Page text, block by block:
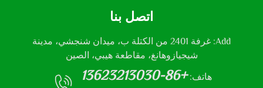
اتصل بنا
Add: غرفة 2401 من الكتلة ب، ميدان شنجشي، مدينة
شيجيازوهانغ، مقاطعة هيبي، الصين
هاتف: +86-13623213030